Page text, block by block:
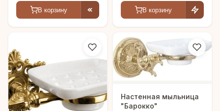
В корзину В корзину
Настенная мыльница
"Барокко"